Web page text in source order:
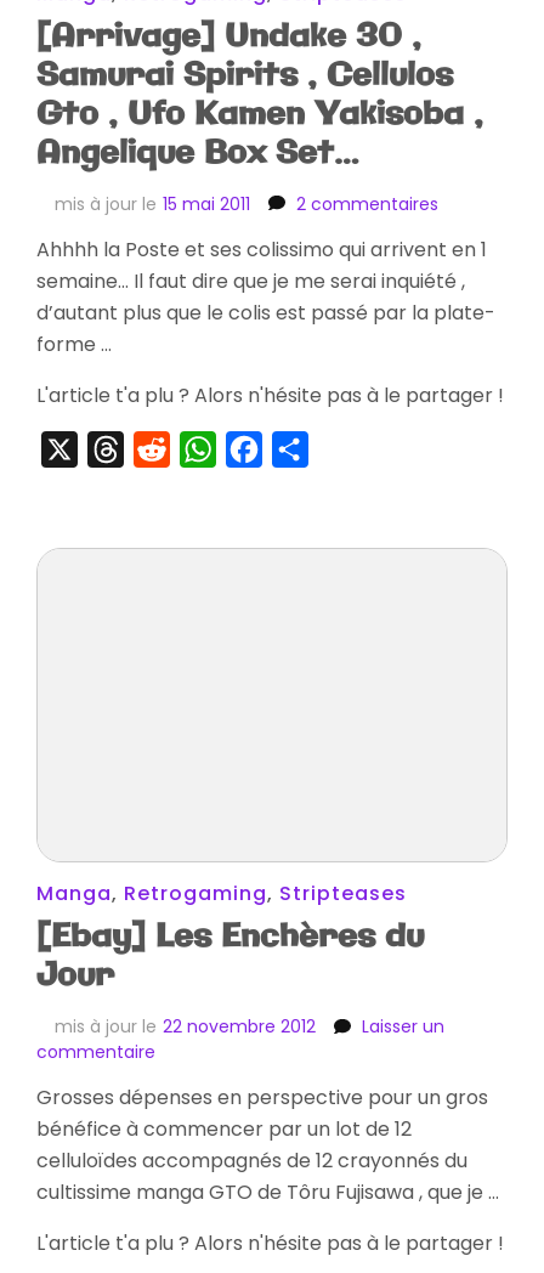
[Arrivage] Undake 30 ,
Samurai Spirits , Cellulos
Gto , Ufo Kamen Yakisoba ,
Angelique Box Set…
mis à jour le 15 mai 2011 2 commentaires
Undake
30
,
Samurai
Cellulos
Ahhhh la Poste et ses colissimo qui arrivent en 1
semaine… Il faut dire que je me serai inquiété ,
d’autant plus que le colis est passé par la plate-
forme …
L'article t'a plu ? Alors n'hésite pas à le partager !
ThreadsRedditWhatsAppFacebook
Manga, Retrogaming, Stripteases
[Ebay] Les Enchères du
Jour
mis à jour le 22 novembre 2012
Laisser un
commentaire
Les
Enchères
du
Grosses dépenses en perspective pour un gros
bénéfice à commencer par un lot de 12
celluloïdes accompagnés de 12 crayonnés du
cultissime manga GTO de Tôru Fujisawa , que je …
L'article t'a plu ? Alors n'hésite pas à le partager !